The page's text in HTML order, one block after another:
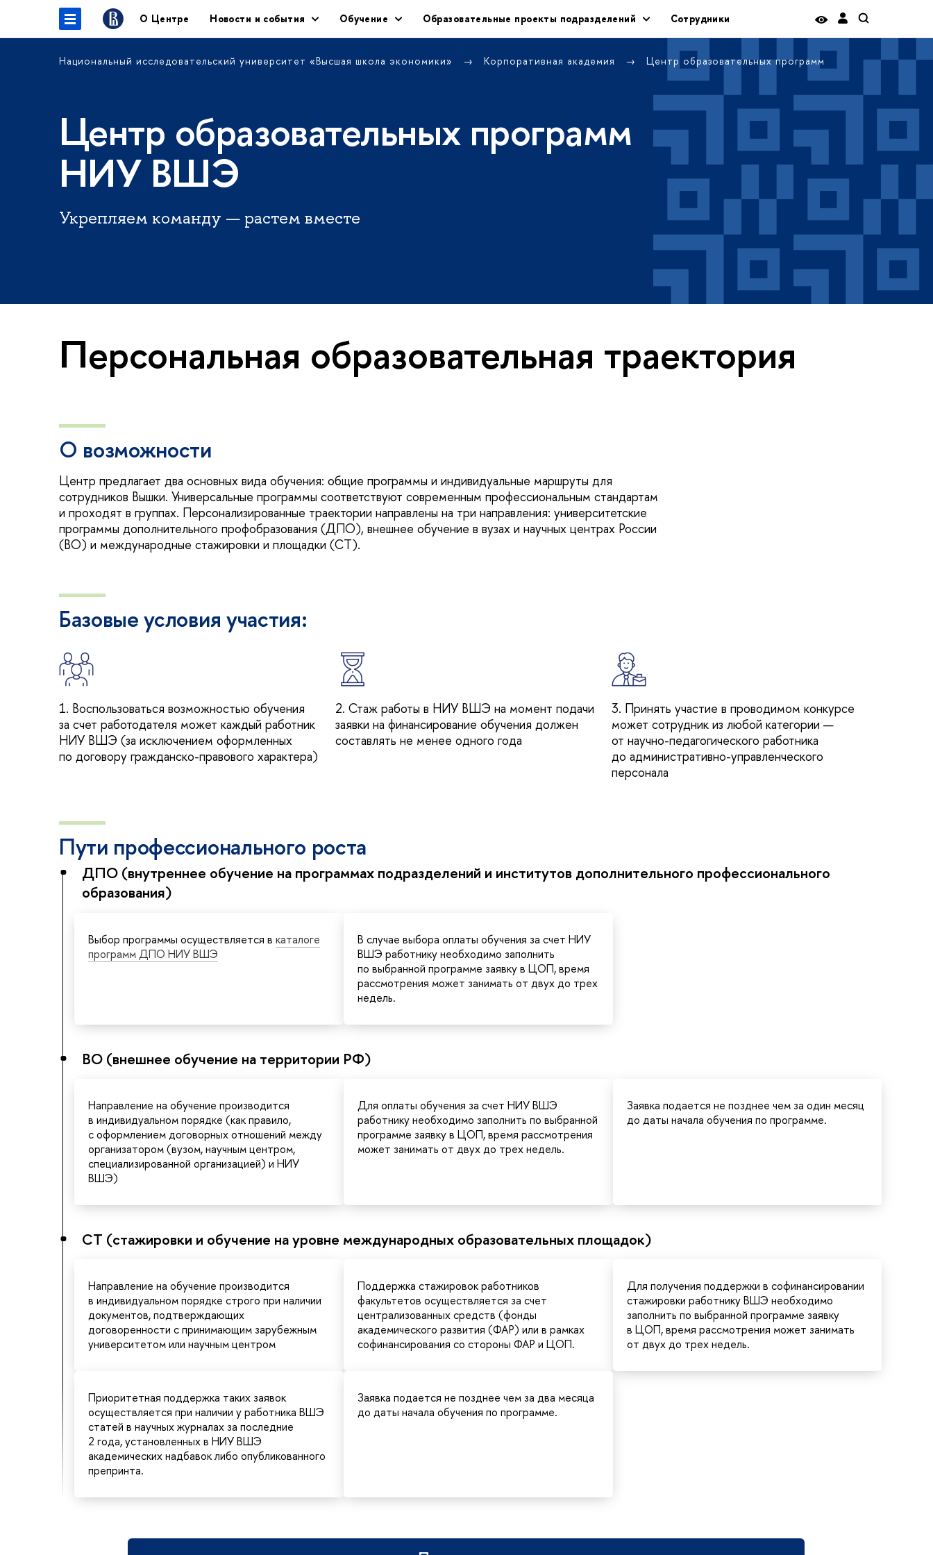
О Центре Новости и события Обучение Образовательные проекты подразделений Сотрудники
Национальный исследовательский университет «Высшая школа экономики» Корпоративная академия Центр образовательных программ
Центр образовательных программ
НИУ ВШЭ
Укрепляем команду — растем вместе
Персональная образовательная траектория
О возможности
Центр предлагает два основных вида обучения: общие программы и индивидуальные маршруты для
сотрудников Вышки. Универсальные программы соответствуют современным профессиональным стандартам
и проходят в группах. Персонализированные траектории направлены на три направления: университетские
программы дополнительного профобразования (ДПО), внешнее обучение в вузах и научных центрах России
(ВО) и международные стажировки и площадки (СТ).
Базовые условия участия:
1. Воспользоваться возможностью обучения
за счет работодателя может каждый работник
НИУ ВШЭ (за исключением оформленных
по договору гражданско-правового характера)
2. Стаж работы в НИУ ВШЭ на момент подачи
заявки на финансирование обучения должен
составлять не менее одного года
3. Принять участие в проводимом конкурсе
может сотрудник из любой категории —
от научно-педагогического работника
до административно-управленческого
персонала
Пути профессионального роста
ДПО (внутреннее обучение на программах подразделений и институтов дополнительного профессионального
образования)
Выбор программы осуществляется в каталоге
программ ДПО НИУ ВШЭ
В случае выбора оплаты обучения за счет НИУ
ВШЭ работнику необходимо заполнить
по выбранной программе заявку в ЦОП, время
рассмотрения может занимать от двух до трех
недель.
ВО (внешнее обучение на территории РФ)
Направление на обучение производится
в индивидуальном порядке (как правило,
с оформлением договорных отношений между
организатором (вузом, научным центром,
специализированной организацией) и НИУ
ВШЭ)
Для оплаты обучения за счет НИУ ВШЭ
работнику необходимо заполнить по выбранной
программе заявку в ЦОП, время рассмотрения
может занимать от двух до трех недель.
Заявка подается не позднее чем за один месяц
до даты начала обучения по программе.
СТ (стажировки и обучение на уровне международных образовательных площадок)
Направление на обучение производится
в индивидуальном порядке строго при наличии
документов, подтверждающих
договоренности с принимающим зарубежным
университетом или научным центром
Поддержка стажировок работников
факультетов осуществляется за счет
централизованных средств (фонды
академического развития (ФАР) или в рамках
софинансирования со стороны ФАР и ЦОП.
Для получения поддержки в софинансировании
стажировки работнику ВШЭ необходимо
заполнить по выбранной программе заявку
в ЦОП, время рассмотрения может занимать
от двух до трех недель.
Приоритетная поддержка таких заявок
осуществляется при наличии у работника ВШЭ
статей в научных журналах за последние
2 года, установленных в НИУ ВШЭ
академических надбавок либо опубликованного
препринта.
Заявка подается не позднее чем за два месяца
до даты начала обучения по программе.